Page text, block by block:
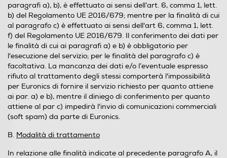
paragrafi a), b), è effettuato ai sensi dell’art. 6, comma 1, lett.
b) del Regolamento UE 2016/679; mentre per la finalità di cui
al paragrafo c) è effettuato ai sensi dell'art 6, comma 1, lett.
f) del Regolamento UE 2016/679. Il conferimento dei dati per
le finalità di cui ai paragrafi a) e b) è obbligatorio per
l'esecuzione del servizio; per le finalità del paragrafo c) è
facoltativa. La mancanza dei dati e/o l’eventuale espresso
rifiuto al trattamento degli stessi comporterà l'impossibilità
per Euronics di fornire il servizio richiesto per quanto attiene
ai par. a) e b), mentre il diniego di conferimento per quanto
attiene al par c) impedirà l'invio di comunicazioni commerciali
(soft spam) da parte di Euronics.
B. Modalità di trattamento
In relazione alle finalità indicate al precedente paragrafo A, il